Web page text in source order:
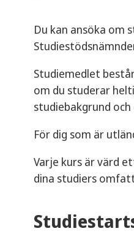
Du kan ansöka om
Studiemedlet
om du studerar
studiebakgrund
För dig som är
Varje kurs är värd
dina studiers